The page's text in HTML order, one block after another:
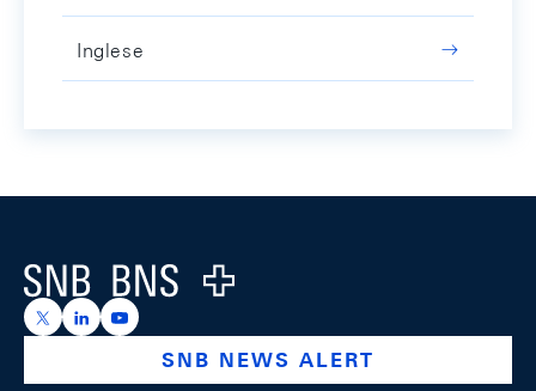
Inglese
Logo
https://x.com/snb_bns
https://ch.linkedin.com/company/swiss-national-
https://www.youtube.com/@swissnationalbank
SNB NEWS ALERT